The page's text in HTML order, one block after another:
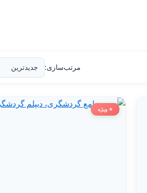
مرتب‌سازی:
⭐ ویژه